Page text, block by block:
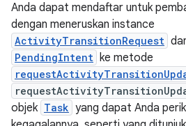
Anda dapat mendaftar untuk
dengan meneruskan instance
ActivityTransitionRequest
PendingIntent ke metode
objek Task yang dapat Anda